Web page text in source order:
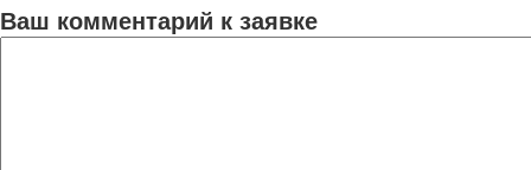
Ваш комментарий к заявке